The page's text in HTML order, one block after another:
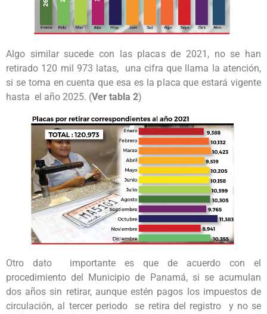
Algo similar sucede con las placas de 2021, no se han
retirado 120 mil 973 latas, una cifra que llama la atención,
si se toma en cuenta que esa es la placa que estará vigente
hasta el año 2025. (Ver tabla 2)
Otro dato importante es que de acuerdo con el
procedimiento del Municipio de Panamá, si se acumulan
dos años sin retirar, aunque estén pagos los impuestos de
circulación, al tercer periodo se retira del registro y no se